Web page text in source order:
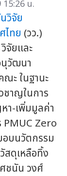
น.
วิจัย
ไทย (วว.)
จัยและ
นุวัฒนา
ะ ในฐานะ
ชาญในการ
า-เพิ่มมูลค่า
PMUC Zero
อบนวัตกรรม
สดุเหลือทิ้ง
ชนัน วงศ์